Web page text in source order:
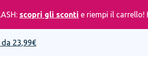
scopri gli sconti e riempi il carrello!
da 23,99€